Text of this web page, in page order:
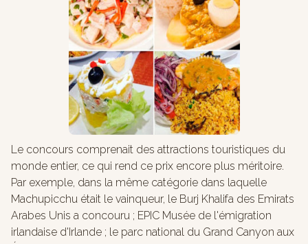
Le concours comprenait des attractions touristiques du
monde entier, ce qui rend ce prix encore plus méritoire.
Par exemple, dans la même catégorie dans laquelle
Machupicchu était le vainqueur, le Burj Khalifa des Emirats
Arabes Unis a concouru ; EPIC Musée de l'émigration
irlandaise d'Irlande ; le parc national du Grand Canyon aux